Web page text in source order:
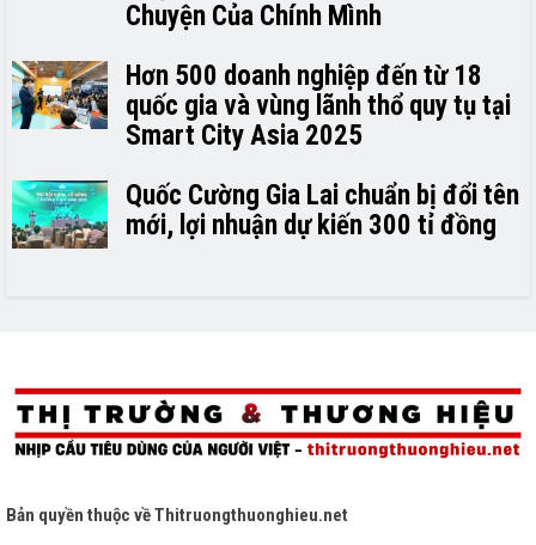
Chuyện Của Chính Mình
Hơn 500 doanh nghiệp đến từ 18
quốc gia và vùng lãnh thổ quy tụ tại
Smart City Asia 2025
Quốc Cường Gia Lai chuẩn bị đổi tên
mới, lợi nhuận dự kiến 300 tỉ đồng
Bản quyền thuộc vềThitruongthuonghieu.net